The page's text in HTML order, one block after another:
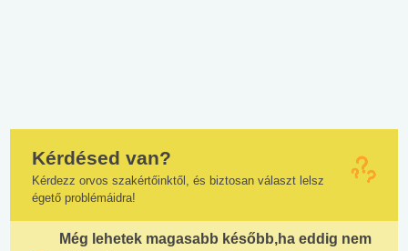
Kérdésed van?
Kérdezz orvos szakértőinktől, és biztosan választ lelsz
égető problémáidra!
Még lehetek magasabb később,ha eddig nem